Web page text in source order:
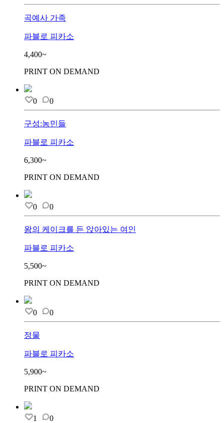
곡예사 가족
파블로 피카소
4,400~
PRINT ON DEMAND
0 0
구성:농민들
파블로 피카소
6,300~
PRINT ON DEMAND
0 0
왕의 케이크를 든 앉아있는 여인
파블로 피카소
5,500~
PRINT ON DEMAND
0 0
정물
파블로 피카소
5,900~
PRINT ON DEMAND
1 0